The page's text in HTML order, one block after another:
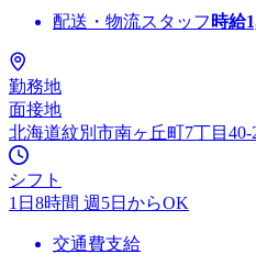
配送・物流スタッフ 時給
勤務地
面接地
北海道紋別市南ヶ丘町7丁目40-
シフト
1日8時間 週5日からOK
交通費支給